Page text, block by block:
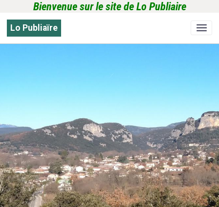
Bienvenue sur le site de Lo Publiaire
Lo Publiaïre